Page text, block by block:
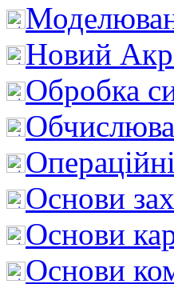
Новий
Обробка
Основи
Основи
Основи